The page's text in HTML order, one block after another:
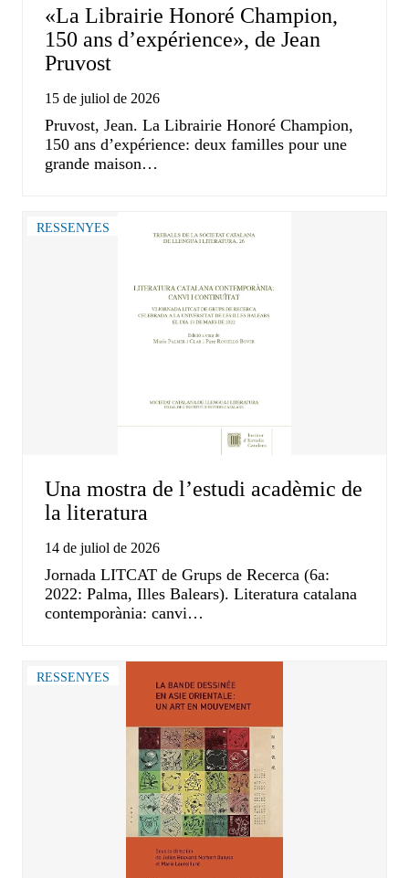
«La Librairie Honoré Champion,
150 ans d’expérience», de Jean
Pruvost
15 de juliol de 2026
Pruvost, Jean. La Librairie Honoré Champion,
150 ans d’expérience: deux familles pour une
grande maison…
RESSENYES
Una mostra de l’estudi acadèmic de
la literatura
14 de juliol de 2026
Jornada LITCAT de Grups de Recerca (6a:
2022: Palma, Illes Balears). Literatura catalana
contemporània: canvi…
RESSENYES